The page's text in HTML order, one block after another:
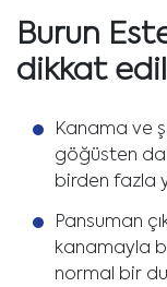
Burun
dikkat
Kanama ve
göğüsten
birden fazla
Pansuman
kanamayla
normal bir